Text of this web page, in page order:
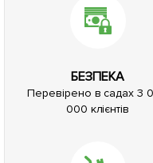
БЕЗПЕКА
Перевірено в садах 3
000 клієнтів